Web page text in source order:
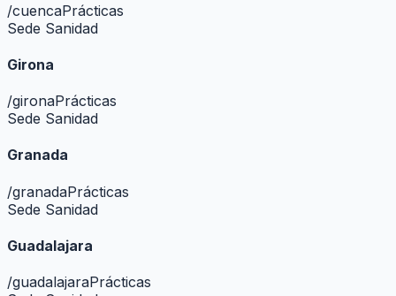
/cuencaPrácticas
Sede Sanidad
Girona
/gironaPrácticas
Sede Sanidad
Granada
/granadaPrácticas
Sede Sanidad
Guadalajara
/guadalajaraPrácticas